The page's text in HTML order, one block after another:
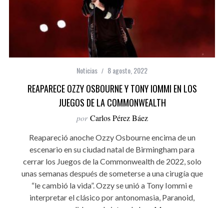
Noticias 8 agosto, 2022
REAPARECE OZZY OSBOURNE Y TONY IOMMI EN LOS
JUEGOS DE LA COMMONWEALTH
por Carlos Pérez Báez
Reapareció anoche Ozzy Osbourne encima de un
escenario en su ciudad natal de Birmingham para
cerrar los Juegos de la Commonwealth de 2022, solo
unas semanas después de someterse a una cirugía que
“le cambió la vida”. Ozzy se unió a Tony Iommi e
interpretar el clásico por antonomasia, Paranoid,